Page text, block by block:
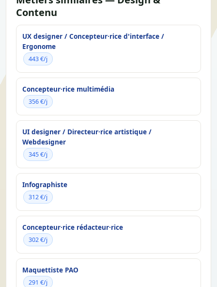
Contenu
UX designer / Concepteur·rice d'interface /
Ergonome
443 €/j
Concepteur·rice multimédia
356 €/j
UI designer / Directeur·rice artistique /
Webdesigner
345 €/j
Infographiste
312 €/j
Concepteur·rice rédacteur·rice
302 €/j
Maquettiste PAO
291 €/j